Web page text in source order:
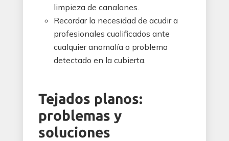
limpieza de canalones.
Recordar la necesidad de acudir a
profesionales cualificados ante
cualquier anomalía o problema
detectado en la cubierta.
Tejados planos:
problemas y
soluciones